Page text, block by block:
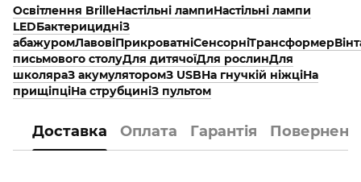
Освітлення BrilleНастільні лампиНаcтільні лампи
LEDБактерицидніЗ
абажуромЛавовіПрикроватніСенсорніТрансформер
письмового столуДля дитячоїДля рослинДля
школяраЗ акумуляторомЗ USBНа гнучкій ніжціНа
прищіпціНа струбциніЗ пультом
Доставка Оплата Гарантія